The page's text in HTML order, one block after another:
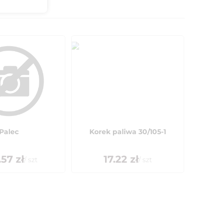
Palec
zł/ szt
Korek paliwa 30/105-1
17.22 zł/ szt